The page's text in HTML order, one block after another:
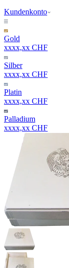
Kundenkonto
Gold
xxxx,xx CHF
Silber
xxxx,xx CHF
Platin
xxxx,xx CHF
Palladium
xxxx,xx CHF